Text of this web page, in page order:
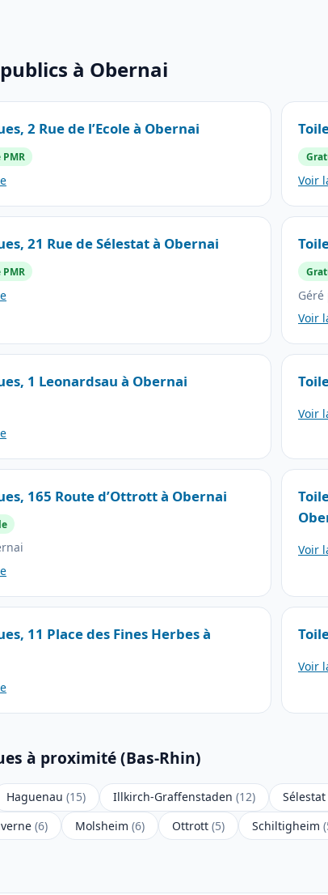
à Obernai
2 Rue de l’Ecole à Obernai
Voir
21 Rue de Sélestat à Obernai
Voir
1 Leonardsau à Obernai
Voir
165 Route d’Ottrott à Obernai
Voir
11 Place des Fines Herbes à
Voir
à proximité (Bas-Rhin)
Haguenau (15) Illkirch-Graffenstaden (12) Sélestat
(6) Molsheim (6) Ottrott (5) Schiltigheim